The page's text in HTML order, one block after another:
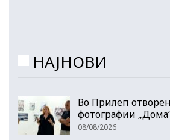
НАЈНОВИ
Во Прилеп
фотографии
08/08/2026